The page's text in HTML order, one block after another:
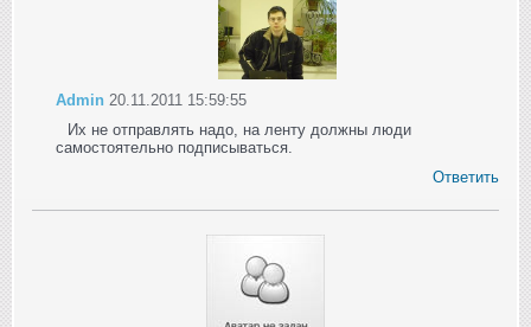
Admin 20.11.2011 15:59:55
Их не отправлять надо, на ленту должны люди
самостоятельно подписываться.
Ответить